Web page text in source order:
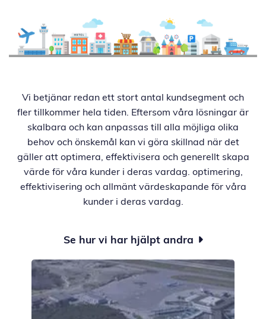
Vi betjänar redan ett stort antal kundsegment och
fler tillkommer hela tiden. Eftersom våra lösningar är
skalbara och kan anpassas till alla möjliga olika
behov och önskemål kan vi göra skillnad när det
gäller att optimera, effektivisera och generellt skapa
värde för våra kunder i deras vardag. optimering,
effektivisering och allmänt värdeskapande för våra
kunder i deras vardag.
Se hur vi har hjälpt andra 